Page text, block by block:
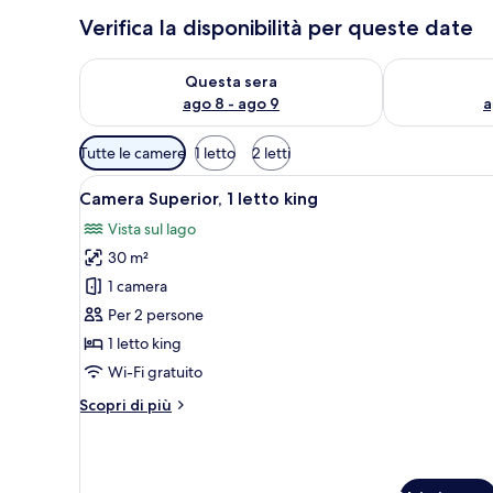
Verifica la disponibilità per queste date
Questa sera
ago 8 - ago 9
Verifica la disponibilità per questa sera, ago 8 - ago 9
Verifica la
Filtri
disponibili
per
camere
Tutte le camere 1 letto 2 letti
Apri
tutte
le
foto
per
Camera
Superior,
1
king
Una camera d'albergo con
5
Camera Superior, 1 letto king
Vista sul lago
30 m²
1 camera
Per 2 persone
1 letto king
Wi-Fi gratuito
Scopri di più
Altri